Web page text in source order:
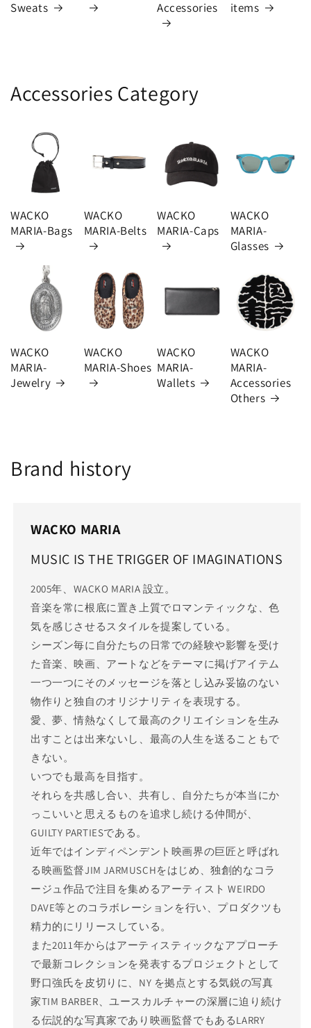
Sweats Accessories items
Accessories Category
WACKO
MARIA-Bags
WACKO
MARIA-Belts
WACKO
MARIA-Caps
WACKO
MARIA-
Glasses
WACKO
MARIA-
Jewelry
WACKO
MARIA-Shoes
WACKO
MARIA-
Wallets
WACKO
MARIA-
Accessories
Others
Brand history
WACKO MARIA
MUSIC IS THE TRIGGER OF IMAGINATIONS
2005年、WACKO MARIA 設立。
音楽を常に根底に置き上質でロマンティックな、色
気を感じさせるスタイルを提案している。
シーズン毎に自分たちの日常での経験や影響を受け
た音楽、映画、アートなどをテーマに掲げアイテム
一つ一つにそのメッセージを落とし込み妥協のない
物作りと独自のオリジナリティを表現する。
愛、夢、情熱なくして最高のクリエイションを生み
出すことは出来ないし、最高の人生を送ることもで
きない。
いつでも最高を目指す。
それらを共感し合い、共有し、自分たちが本当にか
っこいいと思えるものを追求し続ける仲間が、
GUILTY PARTIESである。
近年ではインディペンデント映画界の巨匠と呼ばれ
る映画監督JIM JARMUSCHをはじめ、独創的なコラ
ージュ作品で注目を集めるアーティスト WEIRDO
DAVE等とのコラボレーションを行い、プロダクツも
精力的にリリースしている。
また2011年からはアーティスティックなアプローチ
で最新コレクションを発表するプロジェクトとして
野口強氏を皮切りに、NY を拠点とする気鋭の写真
家TIM BARBER、ユースカルチャーの深層に迫り続け
る伝説的な写真家であり映画監督でもあるLARRY